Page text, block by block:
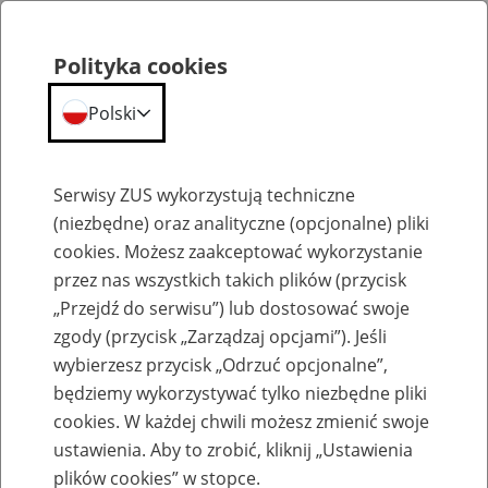
Emerytury
Baza zlikwidowanych lub
przekształconych zakładów pracy
Polityka cookies
Polski
Serwisy ZUS wykorzystują techniczne
(niezbędne) oraz analityczne (opcjonalne) pliki
cookies. Możesz zaakceptować wykorzystanie
przez nas wszystkich takich plików (przycisk
„Przejdź do serwisu”) lub dostosować swoje
zgody (przycisk „Zarządzaj opcjami”). Jeśli
wybierzesz przycisk „Odrzuć opcjonalne”,
będziemy wykorzystywać tylko niezbędne pliki
cookies. W każdej chwili możesz zmienić swoje
ustawienia. Aby to zrobić, kliknij „Ustawienia
plików cookies” w stopce.